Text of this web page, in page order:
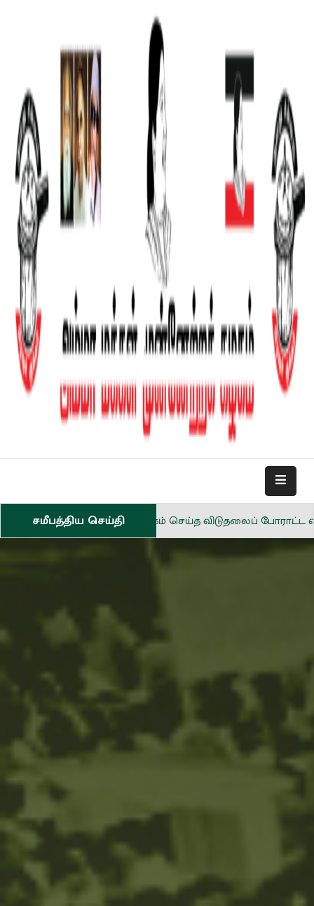
தலைமை
போராட்டங்கள்
வெளியீடுகள்
ஊடகம்
தொடர்பு
கொள்ள
சமீபத்திய செய்தி
தியாகம் செய்த விடுதலைப் போராட்ட வீரர் தீரன்
போராடிய விவசாயிகள் வலுக்கட்டாயமாக கைது